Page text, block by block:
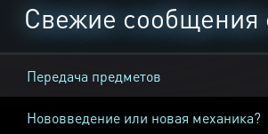
Свежие сообщения
Передача предметов
Нововведение или новая механика?